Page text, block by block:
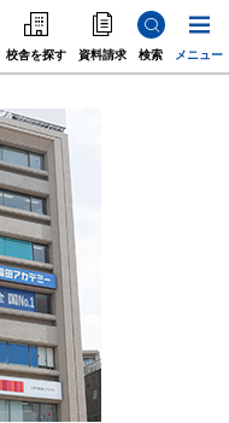
校舎を探す 資料請求 検索 メニュー
外